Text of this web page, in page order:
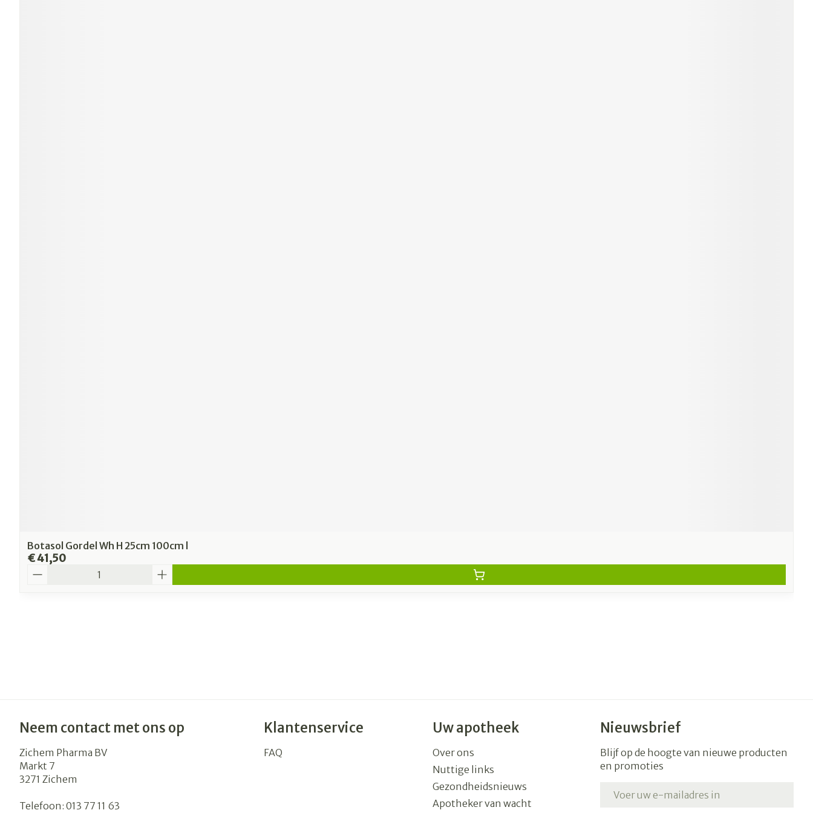
Botasol Gordel Wh H 25cm 100cm l
€ 41,50
Neem contact met ons op
Zichem Pharma BV
Markt 7
3271 Zichem
Telefoon: 013 77 11 63
Klantenservice
FAQ
Uw apotheek
Over ons
Nuttige links
Gezondheidsnieuws
Apotheker van wacht
Nieuwsbrief
Blijf op de hoogte van nieuwe producten
en promoties